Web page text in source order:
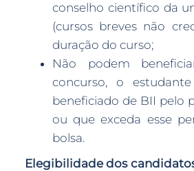
conselho científico da
(cursos breves não
duração do curso;
Não podem
concurso, o
beneficiado de BII pelo
ou que exceda esse
bolsa.
Elegibilidade dos